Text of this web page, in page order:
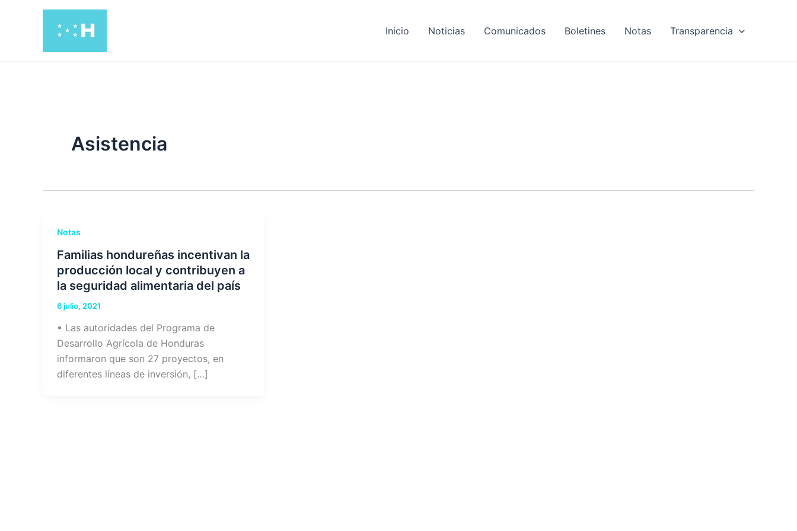
Inicio Noticias Comunicados Boletines Notas Transparencia
Asistencia
Notas
Familias hondureñas incentivan la
producción local y contribuyen a
la seguridad alimentaria del país
6 julio, 2021
• Las autoridades del Programa de
Desarrollo Agrícola de Honduras
informaron que son 27 proyectos, en
diferentes líneas de inversión, […]